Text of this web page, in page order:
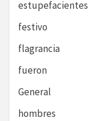
estupefacientes
festivo
flagrancia
fueron
General
hombres